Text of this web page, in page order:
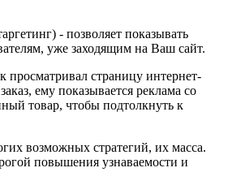
- позволяет показывать
уже заходящим на Ваш сайт.
просматривал страницу интернет-
ему показывается реклама со
товар, чтобы подтолкнуть к
возможных стратегий, их масса.
повышения узнаваемости и